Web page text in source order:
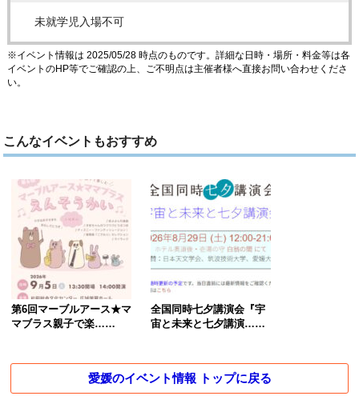
未就学児入場不可
※イベント情報は 2025/05/28 時点のものです。詳細な日時・場所・料金等は各
イベントのHP等でご確認の上、ご不明点は主催者様へ直接お問い合わせくださ
い。
こんなイベントもおすすめ
第6回マーブルアース★マ
マブラス親子で楽……
全国同時七夕講演会『宇
宙と未来と七夕講演……
愛媛のイベント情報 トップに戻る